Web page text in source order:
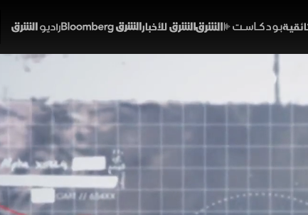
واعترافات
بموجبها اجتياح العراق من قبل الولايات المتحدة
أمريكا بهزيمة الإرهاب لكن يتم خداع هذا الوعد بسرعة
لادن بصدام حسين .